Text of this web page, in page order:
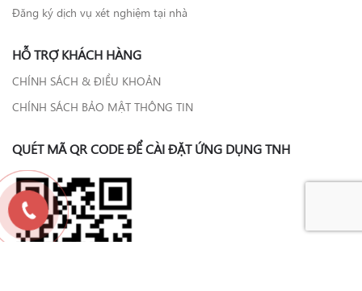
Đăng ký dịch vụ xét nghiệm tại nhà
HỖ TRỢ KHÁCH HÀNG
CHÍNH SÁCH & ĐIỀU KHOẢN
CHÍNH SÁCH BẢO MẬT THÔNG TIN
QUÉT MÃ QR CODE ĐỂ CÀI ĐẶT ỨNG DỤNG TNH